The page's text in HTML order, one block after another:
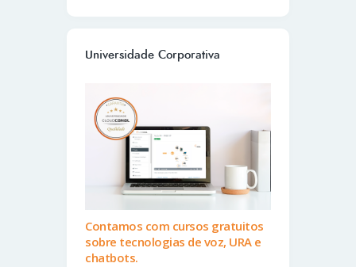
Universidade Corporativa
Contamos com cursos gratuitos
sobre tecnologias de voz, URA e
chatbots.